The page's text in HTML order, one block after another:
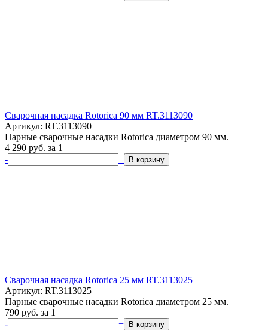
Сварочная насадка Rotorica 90 мм RT.3113090
Артикул: RT.3113090
Парные сварочные насадки Rotorica диаметром 90 мм.
4 290 руб. за 1
-
+ В корзину
Сварочная насадка Rotorica 25 мм RT.3113025
Артикул: RT.3113025
Парные сварочные насадки Rotorica диаметром 25 мм.
790 руб. за 1
-
+ В корзину